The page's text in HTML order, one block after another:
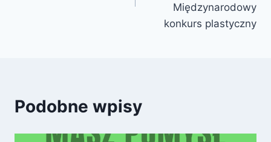
Międzynarodowy
konkurs plastyczny
Podobne wpisy